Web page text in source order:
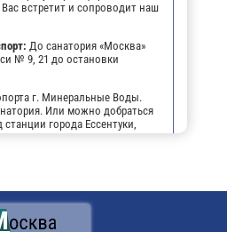
встретит и сопроводит наш
До санатория «Москва»
№ 9, 21 до остановки
г. Минеральные Воды.
Или можно добраться
города Ессентуки,
такси №9, 21 до остановки
воспользоваться
будет возможность
на парковке санатория.